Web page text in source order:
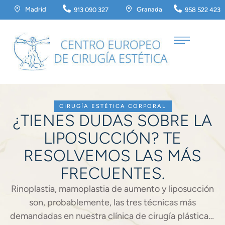
Madrid 913 090 327 Granada 958 522 423
CIRUGÍA ESTÉTICA CORPORAL
¿TIENES DUDAS SOBRE LA
LIPOSUCCIÓN? TE
RESOLVEMOS LAS MÁS
FRECUENTES.
Rinoplastia, mamoplastia de aumento y liposucción
son, probablemente, las tres técnicas más
demandadas en nuestra clínica de cirugía plástica y